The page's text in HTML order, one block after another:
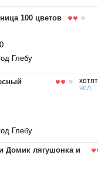
100 цветов
Глебу
чел.
Глебу
Домик лягушонка и